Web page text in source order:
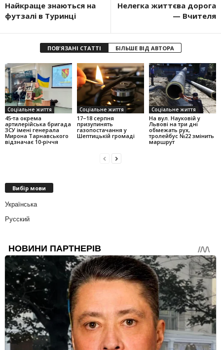
Найкраще знаються на
футзалі в Туринці
Нелегка життєва дорога
— Вчителя
ПОВ'ЯЗАНІ СТАТТІ БІЛЬШЕ ВІД АВТОРА
Соціальне життя
45-та окрема
артилерійська бригада
ЗСУ імені генерала
Мирона Тарнавського
відзначає 10-річчя
Соціальне життя
17–18 серпня
призупинять
газопостачання у
Шептицькій громаді
Соціальне життя
На вул. Науковій у
Львові на три дні
обмежать рух,
тролейбус №22 змінить
маршрут
Вибір мови
Українська
Русский